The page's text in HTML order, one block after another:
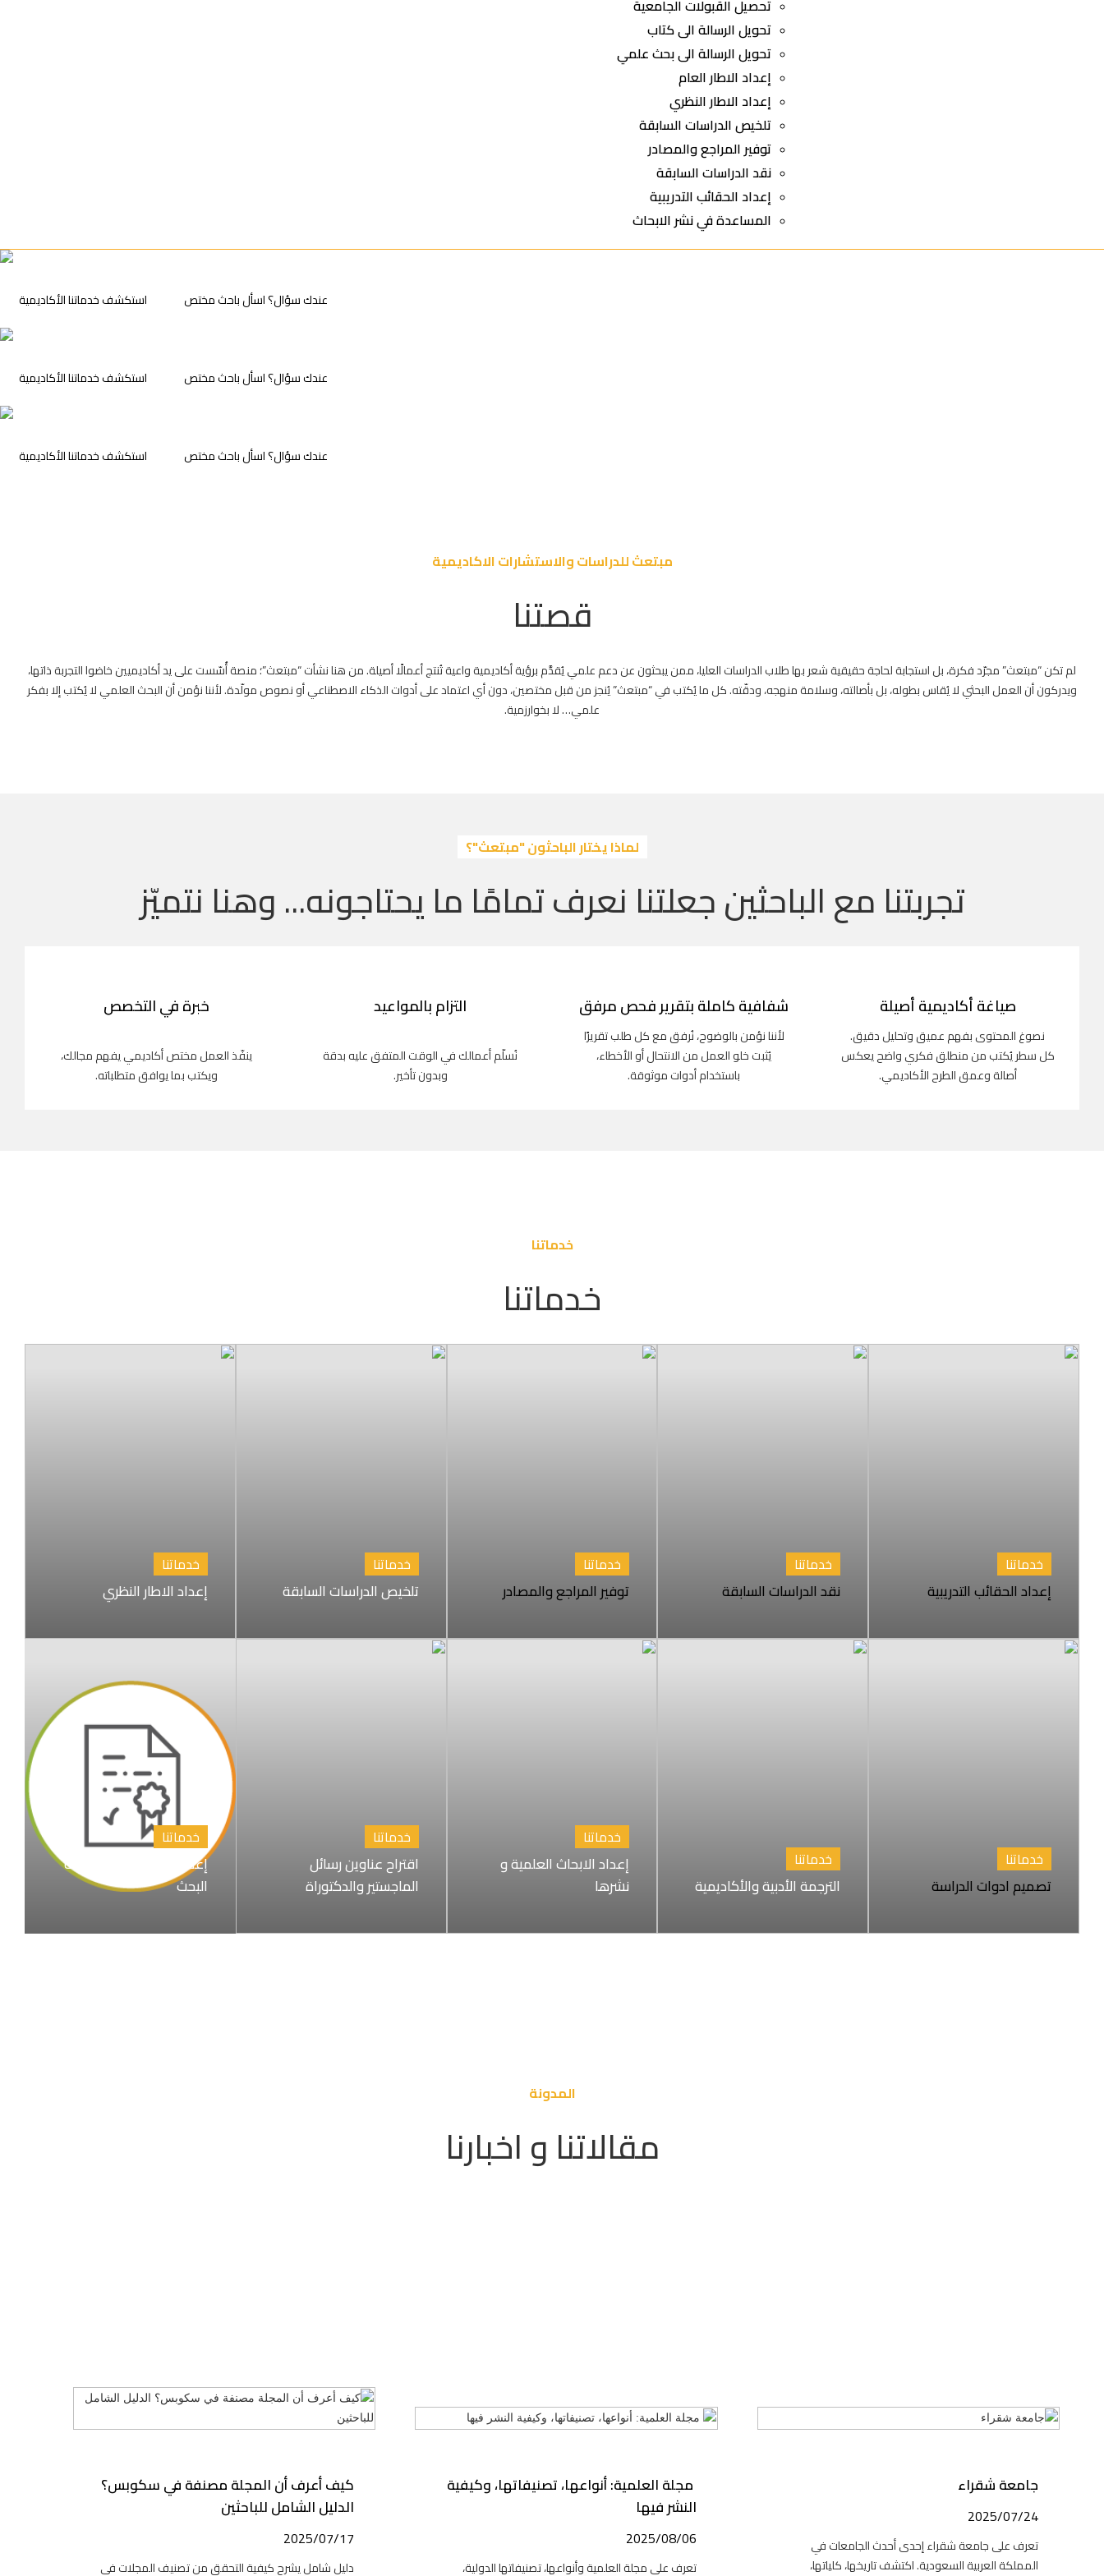
تحصيل القبولات الجامعية
تحويل الرسالة الى كتاب
تحويل الرسالة الى بحث علمي
إعداد الاطار العام
إعداد الاطار النظري
تلخيص الدراسات السابقة
توفير المراجع والمصادر
نقد الدراسات السابقة
إعداد الحقائب التدريبية
المساعدة في نشر الابحاث
⁠استكشف خدماتنا الأكاديمية عندك سؤال؟ اسأل باحث مختص
⁠استكشف خدماتنا الأكاديمية عندك سؤال؟ اسأل باحث مختص
⁠استكشف خدماتنا الأكاديمية عندك سؤال؟ اسأل باحث مختص
مبتعث للدراسات والاستشارات الاكاديمية
قصتنا
لم تكن “مبتعث” مجرّد فكرة، بل استجابة لحاجة حقيقية شعر بها طلاب الدراسات العليا، ممن يبحثون عن دعم علمي يُقدَّم برؤية أكاديمية واعية تُنتج أعمالًا أصيلة. من هنا نشأت “مبتعث”؛ منصة أُسّست على يد أكاديميين خاضوا التجربة ذاتها،
ويدركون أن العمل البحثي لا يُقاس بطوله، بل بأصالته، وسلامة منهجه، ودقّته. كل ما يُكتب في “مبتعث” يُنجز من قبل مختصين، دون أي اعتماد على أدوات الذكاء الاصطناعي أو نصوص مولّدة. لأننا نؤمن أن البحث العلمي لا يُكتب إلا بفكر
علمي… لا بخوارزمية.
لماذا يختار الباحثون "مبتعث"؟
تجربتنا مع الباحثين جعلتنا نعرف تمامًا ما يحتاجونه... وهنا نتميّز
صياغة أكاديمية أصيلة
نصوغ المحتوى بفهم عميق وتحليل دقيق.
كل سطر يُكتب من منطلق فكري واضح يعكس
أصالة وعمق الطرح الأكاديمي.
شفافية كاملة بتقرير فحص مرفق
لأننا نؤمن بالوضوح، نُرفق مع كل طلب تقريرًا
يُثبت خلو العمل من الانتحال أو الأخطاء،
باستخدام أدوات موثوقة.
التزام بالمواعيد
نُسلّم أعمالك في الوقت المتفق عليه بدقة
وبدون تأخير.
خبرة في التخصص
ينفّذ العمل مختص أكاديمي يفهم مجالك،
ويكتب بما يوافق متطلباته.
خدماتنا
خدماتنا
خدماتنا
إعداد الحقائب التدريبية
خدماتنا
نقد الدراسات السابقة
خدماتنا
توفير المراجع والمصادر
خدماتنا
تلخيص الدراسات السابقة
خدماتنا
إعداد الاطار النظري
خدماتنا
تصميم ادوات الدراسة
خدماتنا
الترجمة الأدبية والأكاديمية
خدماتنا
إعداد الابحاث العلمية و
نشرها
خدماتنا
اقتراح عناوين رسائل
الماجستير والدكتوراة
خدماتنا
إعداد المقترح البحثي خطة
البحث
المدونة
مقالاتنا و اخبارنا
جامعة شقراء
2025/07/24
تعرف على جامعة شقراء إحدى أحدث الجامعات في
المملكة العربية السعودية. اكتشف تاريخها، كلياتها،
مجلة العلمية: أنواعها، تصنيفاتها، وكيفية
النشر فيها
2025/08/06
تعرف على مجلة العلمية وأنواعها، تصنيفاتها الدولية،
كيف أعرف أن المجلة مصنفة في سكوبس؟
الدليل الشامل للباحثين
2025/07/17
دليل شامل يشرح كيفية التحقق من تصنيف المجلات في